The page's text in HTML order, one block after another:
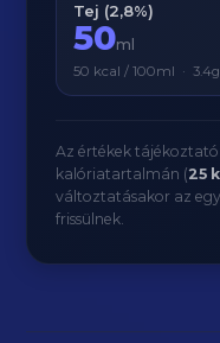
Tej (2,8%)
50ml
50 kcal / 100ml ·
Az értékek tájékoztató
kalóriatartalmán (25
változtatásakor az
frissülnek.